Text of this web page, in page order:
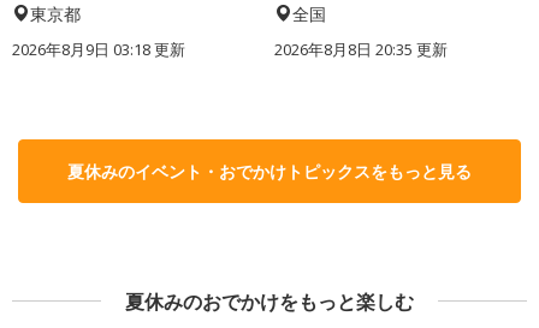
東京都
2026年8月9日 03:18更新
全国
2026年8月8日 20:35 更新
夏休みのイベント・おでかけトピックスをもっと見る
夏休みのおでかけをもっと楽しむ